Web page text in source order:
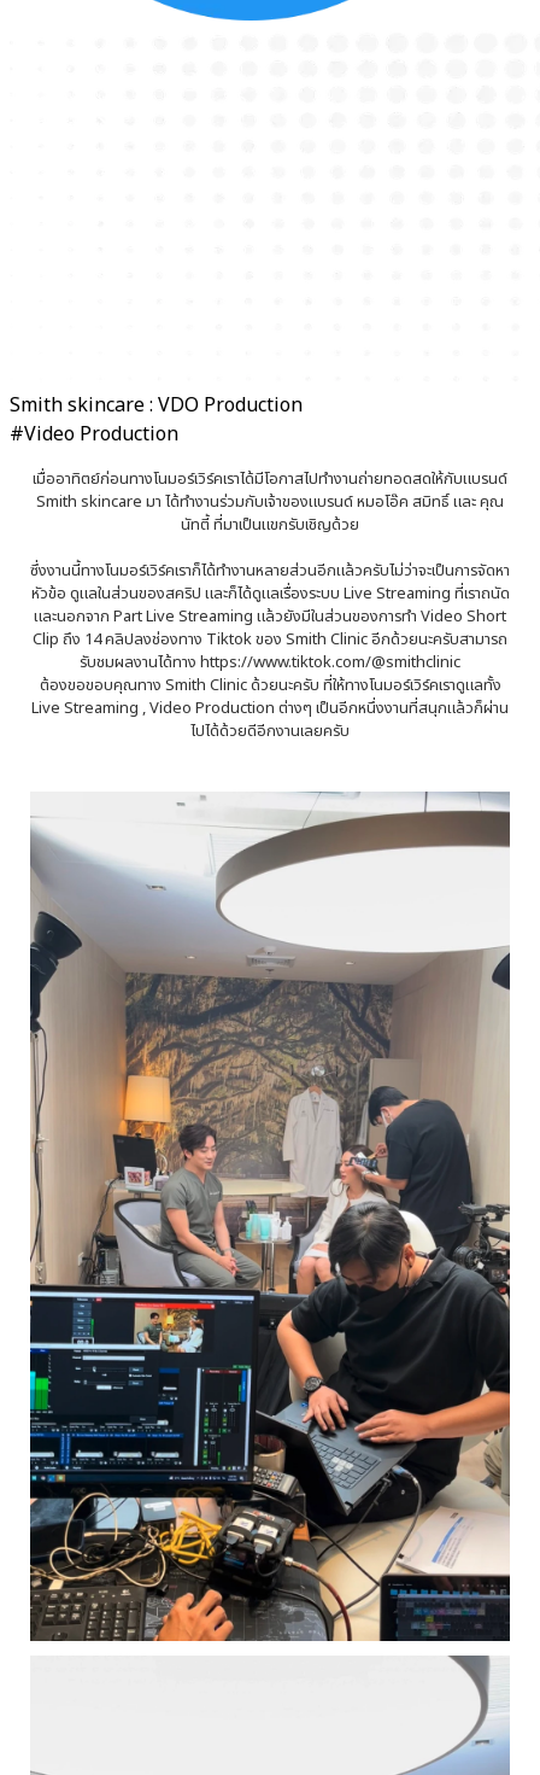
Smith skincare : VDO Production
#Video Production
เมื่ออาทิตย์ก่อนทางโนมอร์เวิร์คเราได้มีโอกาสไปทำงานถ่ายทอดสดให้กับแบรนด์
Smith skincare มา ได้ทำงานร่วมกับเจ้าของแบรนด์ หมอโอ๊ค สมิทธิ์ และ คุณ
นัทตี้ ที่มาเป็นแขกรับเชิญด้วย
ซึ่งงานนี้ทางโนมอร์เวิร์คเราก็ได้ทำงานหลายส่วนอีกแล้วครับไม่ว่าจะเป็นการจัดหา
หัวข้อ ดูแลในส่วนของสคริป และก็ได้ดูแลเรื่องระบบ Live Streaming ที่เราถนัด
และนอกจาก Part Live Streaming แล้วยังมีในส่วนของการทำ Video Short
Clip ถึง 14 คลิปลงช่องทาง Tiktok ของ Smith Clinic อีกด้วยนะครับสามารถ
รับชมผลงานได้ทาง https://www.tiktok.com/@smithclinic
ต้องขอขอบคุณทาง Smith Clinic ด้วยนะครับ ที่ให้ทางโนมอร์เวิร์คเราดูแลทั้ง
Live Streaming , Video Production ต่างๆ เป็นอีกหนึ่งงานที่สนุกแล้วก็ผ่าน
ไปได้ด้วยดีอีกงานเลยครับ